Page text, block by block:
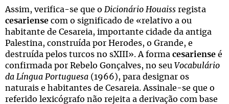
Assim, verifica-se que o Dicionário Houaiss regista
cesariense com o significado de «relativo a ou
habitante de Cesareia, importante cidade da antiga
Palestina, construída por Herodes, o Grande, e
destruída pelos turcos no sXIII». A forma cesariense é
confirmada por Rebelo Gonçalves, no seu Vocabulário
da Língua Portuguesa (1966), para designar os
naturais e habitantes de Cesareia. Assinale-se que o
referido lexicógrafo não rejeita a derivação com base